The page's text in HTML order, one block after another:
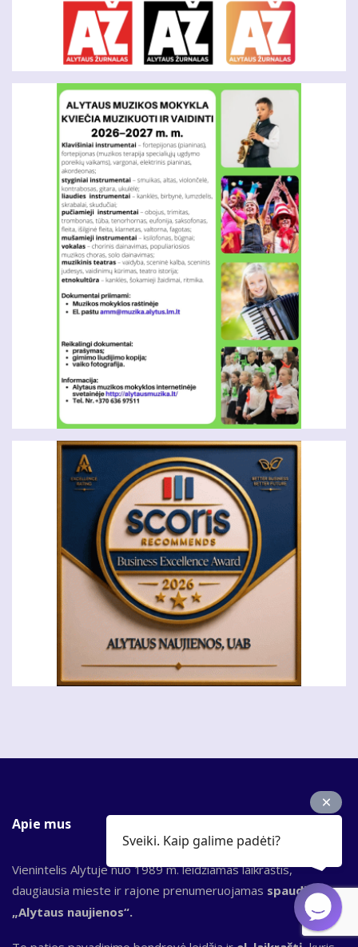
Apie mus
Vienintelis Alytuje nuo 1989 m. leidžiamas laikraštis,
daugiausia mieste ir rajone prenumeruojamas spaudinys
„Alytaus naujienos“.
Sveiki. Kaip galime padėti?